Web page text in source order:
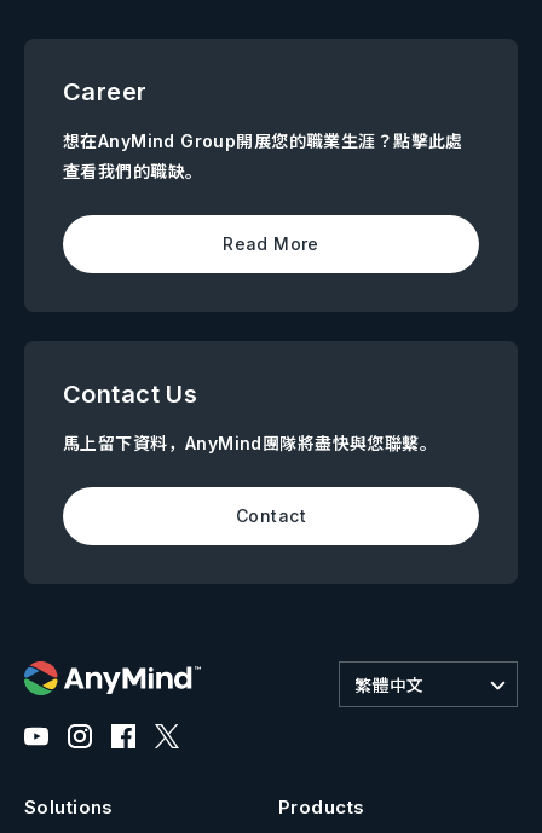
Career
想在AnyMind Group開展您的職業生涯？點擊此處
查看我們的職缺。
Read More
Contact Us
馬上留下資料，AnyMind團隊將盡快與您聯繫。
Contact
繁體中文
Solutions Products